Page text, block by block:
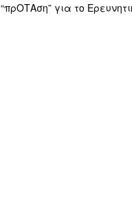
“πρΟΤΑση” για το